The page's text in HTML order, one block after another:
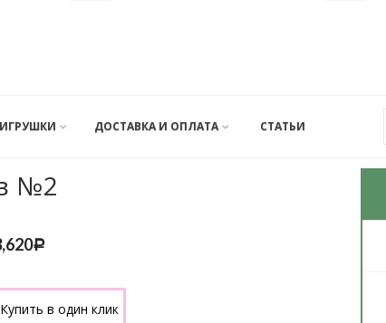
ИГРУШКИ ДОСТАВКА И ОПЛАТА СТАТЬИ
№2
Р
Купить в один клик